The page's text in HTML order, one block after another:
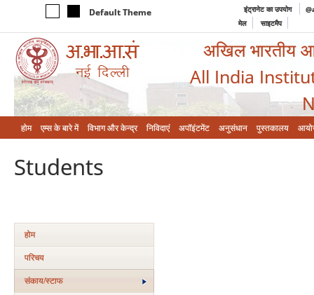
Default Theme इंट्रानेट का उपयोग
मेल
साइटमैप
अखिल भारतीय
All India
होम एम्‍स के बारे में विभाग और केन्‍द्र निविदाएं अपॉइंटमेंट अनुसंधान पुस्तकालय
Students
होम
परिचय
संकाय/स्‍टाफ